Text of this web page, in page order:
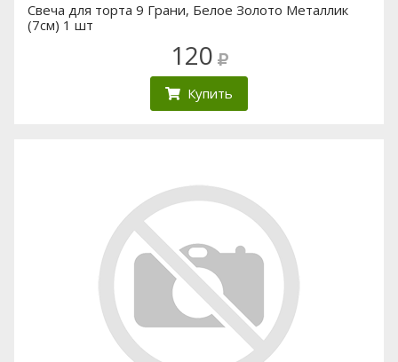
Свеча для торта 9 Грани, Белое Золото Металлик
(7см) 1 шт
120
Купить